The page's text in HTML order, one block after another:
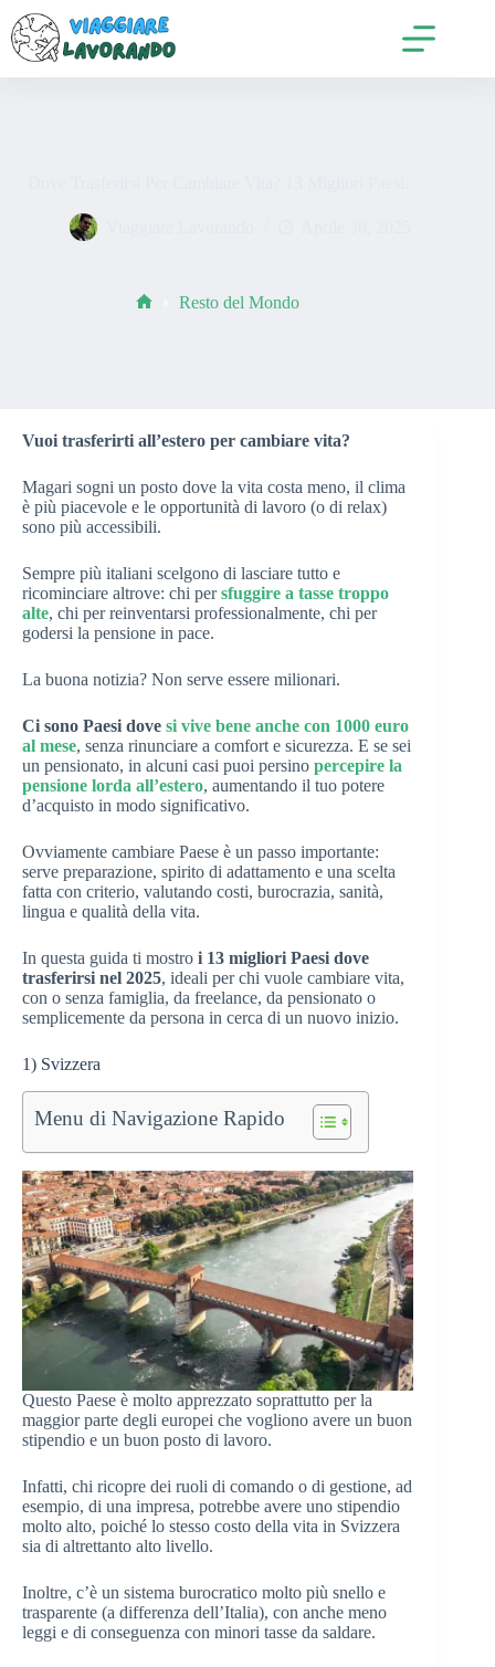
contenuto
Resto del Mondo
Vuoi trasferirti all’estero per cambiare vita?
Magari sogni un posto dove la vita costa meno, il clima
è più piacevole e le opportunità di lavoro (o di relax)
sono più accessibili.
Sempre più italiani scelgono di lasciare tutto e
ricominciare altrove: chi persfuggire a tasse troppo
alte, chi per reinventarsi professionalmente, chi per
godersi la pensione in pace.
La buona notizia? Non serve essere milionari.
Ci sono Paesi dove si vive bene anche con 1000 euro
al mese, senza rinunciare a comfort e sicurezza. E se sei
un pensionato, in alcuni casi puoi persino percepire la
pensione lorda all’estero, aumentando il tuo potere
d’acquisto in modo significativo.
Ovviamente cambiare Paese è un passo importante:
serve preparazione, spirito di adattamento e una scelta
fatta con criterio, valutando costi, burocrazia, sanità,
lingua e qualità della vita.
In questa guida ti mostro i 13 migliori Paesi dove
trasferirsi nel 2025, ideali per chi vuole cambiare vita,
con o senza famiglia, da freelance, da pensionato o
semplicemente da persona in cerca di un nuovo inizio.
1) Svizzera
Menu di Navigazione Rapido
Questo Paese è molto apprezzato soprattutto per la
maggior parte degli europei che vogliono avere un buon
stipendio e un buon posto di lavoro.
Infatti, chi ricopre dei ruoli di comando o di gestione, ad
esempio, di una impresa, potrebbe avere uno stipendio
molto alto, poiché lo stesso costo della vita in Svizzera
sia di altrettanto alto livello.
Inoltre, c’è un sistema burocratico molto più snello e
trasparente (a differenza dell’Italia), con anche meno
leggi e di conseguenza con minori tasse da saldare.